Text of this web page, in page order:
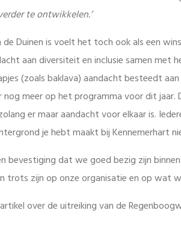
te ontwikkelen.’
Duinen is voelt het toch ook als een
aan diversiteit en inclusie samen met
(zoals baklava) aandacht besteedt
meer op het programma voor dit jaar.
er maar aandacht voor elkaar is.
je hebt maakt bij Kennemerhart
bevestiging dat we goed bezig zijn
trots zijn op onze organisatie en op wat
over de uitreiking van de